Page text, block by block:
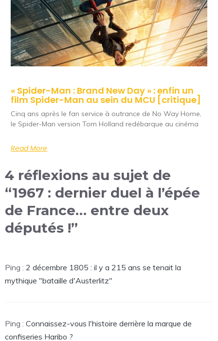
« Spider-Man : Brand New Day » : enfin un
film Spider-Man au sein du MCU [critique]
Cinq ans après le fan service à outrance de No Way Home,
le Spider-Man version Tom Holland redébarque au cinéma
Read More
4 réflexions au sujet de
“1967 : dernier duel à l’épée
de France… entre deux
députés !”
Ping : 2 décembre 1805 : il y a 215 ans se tenait la
mythique "bataille d'Austerlitz"
Ping : Connaissez-vous l'histoire derrière la marque de
confiseries Haribo ?